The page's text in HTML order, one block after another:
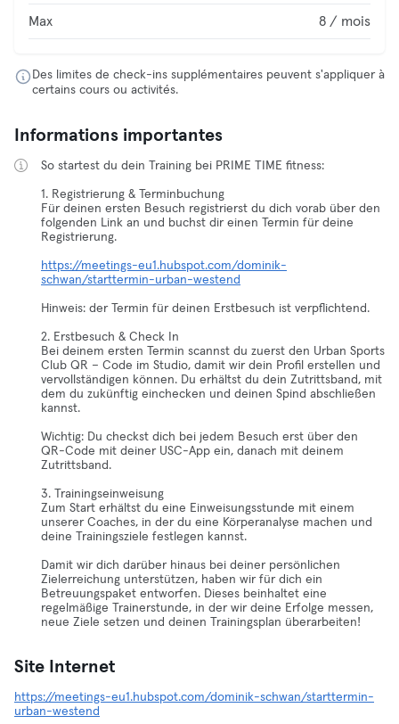
Max 8 / mois
Des limites de check-ins supplémentaires peuvent s'appliquer à
certains cours ou activités.
Informations importantes
So startest du dein Training bei PRIME TIME fitness:
1. Registrierung & Terminbuchung
Für deinen ersten Besuch registrierst du dich vorab über den
folgenden Link an und buchst dir einen Termin für deine
Registrierung.
https://meetings-eu1.hubspot.com/dominik-
schwan/starttermin-urban-westend
Hinweis: der Termin für deinen Erstbesuch ist verpflichtend.
2. Erstbesuch & Check In
Bei deinem ersten Termin scannst du zuerst den Urban Sports
Club QR – Code im Studio, damit wir dein Profil erstellen und
vervollständigen können. Du erhältst du dein Zutrittsband, mit
dem du zukünftig einchecken und deinen Spind abschließen
kannst.
Wichtig: Du checkst dich bei jedem Besuch erst über den
QR-Code mit deiner USC-App ein, danach mit deinem
Zutrittsband.
3. Trainingseinweisung
Zum Start erhältst du eine Einweisungsstunde mit einem
unserer Coaches, in der du eine Körperanalyse machen und
deine Trainingsziele festlegen kannst.
Damit wir dich darüber hinaus bei deiner persönlichen
Zielerreichung unterstützen, haben wir für dich ein
Betreuungspaket entworfen. Dieses beinhaltet eine
regelmäßige Trainerstunde, in der wir deine Erfolge messen,
neue Ziele setzen und deinen Trainingsplan überarbeiten!
Site Internet
https://meetings-eu1.hubspot.com/dominik-schwan/starttermin-
urban-westend